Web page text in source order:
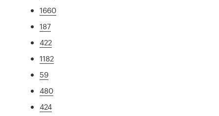
1660
187
422
1182
59
480
424